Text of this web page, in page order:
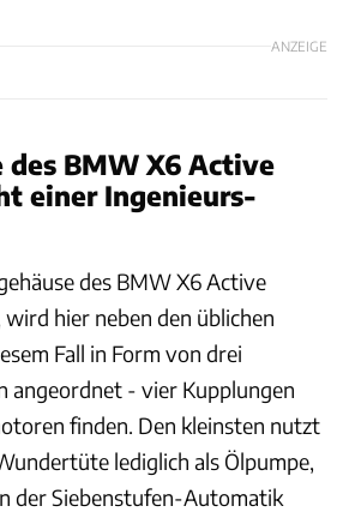
ANZEIGE
des BMW X6 Active
einer Ingenieurs-
des BMW X6 Active
hier neben den üblichen
Fall in Form von drei
angeordnet - vier Kupplungen
finden. Den kleinsten nutzt
lediglich als Ölpumpe,
der Siebenstufen-Automatik